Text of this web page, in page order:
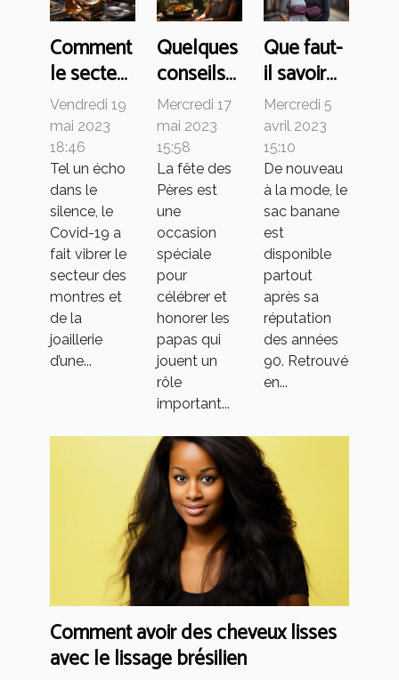
Comment
le secteur
des
montres
et de la
joaillerie
a-t-il été
impacté
par le
Covid-19 ?
Vendredi 19
mai 2023
18:46
Tel un écho
dans le
silence, le
Covid-19 a
fait vibrer le
secteur des
montres et
de la
joaillerie
d’une...
Quelques
conseils
pour une
journée
des fêtes
des pères
parfaites
Mercredi 17
mai 2023
15:58
La fête des
Pères est
une
occasion
spéciale
pour
célébrer et
honorer les
papas qui
jouent un
rôle
important...
Que faut-
il savoir
du sac
banane à
la mode ?
Mercredi 5
avril 2023
15:10
De nouveau
à la mode, le
sac banane
est
disponible
partout
après sa
réputation
des années
90. Retrouvé
en...
Comment avoir des cheveux lisses
avec le lissage brésilien